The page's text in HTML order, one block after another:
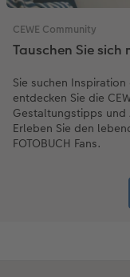
CEWE Community
Tauschen Sie sich
Sie suchen
entdecken Sie die
Gestaltungstipps
Erleben Sie den
FOTOBUCH Fans.